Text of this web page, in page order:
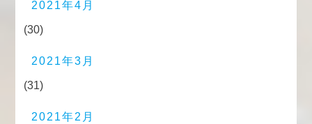
2021年4月
(30)
2021年3月
(31)
2021年2月